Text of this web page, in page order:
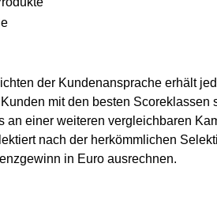
der Kundenansprache erhält
mit den besten
an einer weiteren vergleichbaren
nach der herkömmlichen
in Euro ausrechnen.